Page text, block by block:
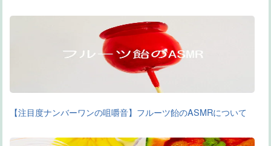
【注目度ナンバーワンの咀嚼音】フルーツ飴のASMRについて